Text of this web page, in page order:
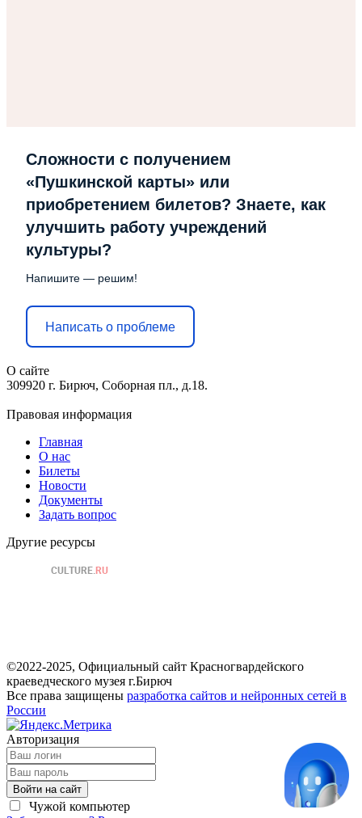
Сложности с получением
«Пушкинской карты» или
приобретением билетов? Знаете, как
улучшить работу учреждений
культуры?
Напишите — решим!
Написать о проблеме
О сайте
309920 г. Бирюч, Соборная пл., д.18.
Правовая информация
Главная
О нас
Билеты
Новости
Документы
Задать вопрос
Другие ресурсы
©2022-2025, Официальный сайт Красногвардейского
краеведческого музея г.Бирюч
Все права защищены разработка сайтов и нейронных сетей в
России
Авторизация
Войти на сайт
Чужой компьютер